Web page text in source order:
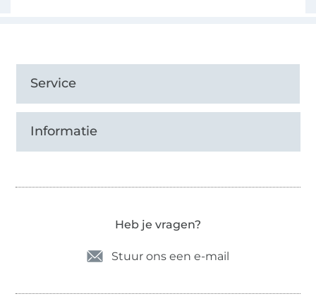
Service
Informatie
Heb je vragen?
Stuur ons een e-mail